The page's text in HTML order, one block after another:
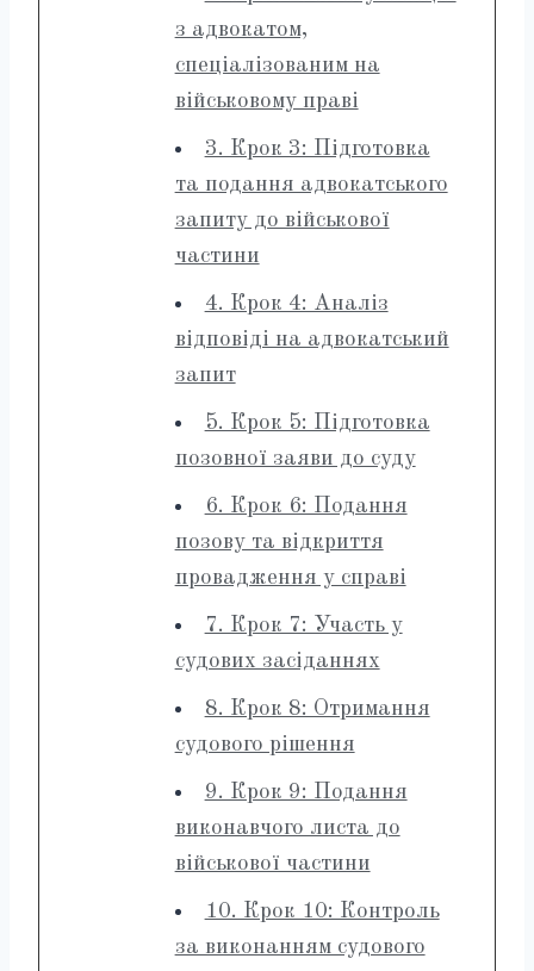
з адвокатом,
спеціалізованим на
військовому праві
3. Крок 3: Підготовка
та подання адвокатського
запиту до військової
частини
4. Крок 4: Аналіз
відповіді на адвокатський
запит
5. Крок 5: Підготовка
позовної заяви до суду
6. Крок 6: Подання
позову та відкриття
провадження у справі
7. Крок 7: Участь у
судових засіданнях
8. Крок 8: Отримання
судового рішення
9. Крок 9: Подання
виконавчого листа до
військової частини
10. Крок 10: Контроль
за виконанням судового